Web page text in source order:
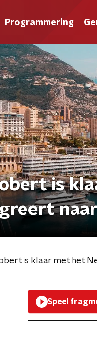
Programmering
is
is klaar met het
Speel